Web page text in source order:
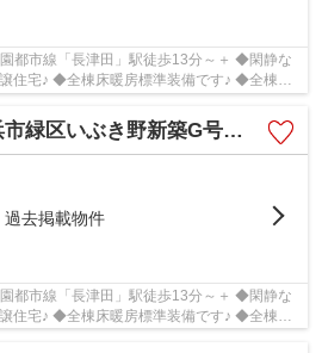
線「長津田」駅徒歩13分～＋ ◆閑静な
住宅♪ ◆全棟床暖房標準装備です♪ ◆全棟土
♪
緑区いぶき野新築G号棟◆
過去掲載物件
線「長津田」駅徒歩13分～＋ ◆閑静な
住宅♪ ◆全棟床暖房標準装備です♪ ◆全棟土